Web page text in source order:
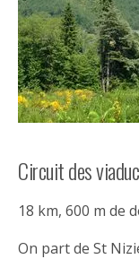
Circuit des
18 km, 600 m de
On part de St